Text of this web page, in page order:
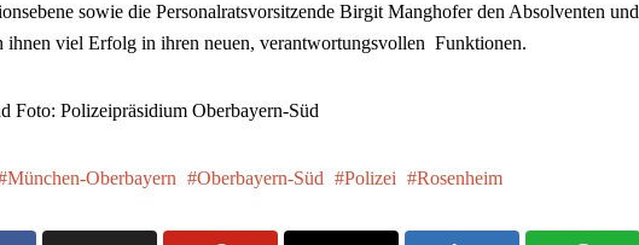
sowie die Personalratsvorsitzende Birgit Manghofer den Absolventen und
ihnen viel Erfolg in ihren neuen, verantwortungsvollen Funktionen.
Foto: Polizeipräsidium Oberbayern-Süd
München-Oberbayern Oberbayern-Süd Polizei Rosenheim